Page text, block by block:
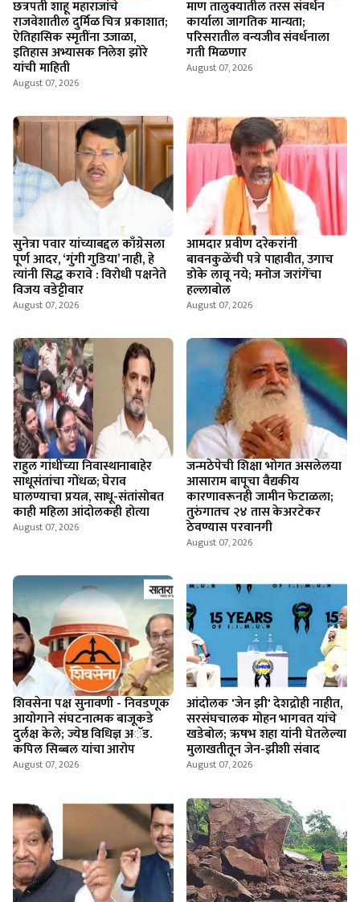
छत्रपती शाहू महाराजांचे
राजवेशातील दुर्मिळ चित्र प्रकाशात;
ऐतिहासिक स्मृतींना उजाळा,
इतिहास अभ्यासक निलेश झोरे
यांची माहिती
August 07, 2026
माण तालुक्यातील तरस संवर्धन
कार्याला जागतिक मान्यता;
परिसरातील वन्यजीव संवर्धनाला
गती मिळणार
August 07, 2026
सुनेत्रा पवार यांच्याबद्दल काँग्रेसला
पूर्ण आदर, ‘गुंगी गुडिया’ नाही, हे
त्यांनी सिद्ध करावे : विरोधी पक्षनेते
विजय वडेट्टीवार
August 07, 2026
आमदार प्रवीण दरेकरांनी
बावनकुळेंची पत्रे पाहावीत, उगाच
डोके लावू नये; मनोज जरांगेंचा
हल्लाबोल
August 07, 2026
राहुल गांधींच्या निवास्थानाबाहेर
साधूसंतांचा गोंधळ; घेराव
घालण्याचा प्रयत्न, साधू-संतांसोबत
काही महिला आंदोलकही होत्या
August 07, 2026
जन्मठेपेची शिक्षा भोगत असलेलया
आसाराम बापूचा वैद्यकीय
कारणावरूनही जामीन फेटाळला;
तुरुंगातच २४ तास केअरटेकर
ठेवण्यास परवानगी
August 07, 2026
शिवसेना पक्ष सुनावणी - निवडणूक
आयोगाने संघटनात्मक बाजूकडे
दुर्लक्ष केले; ज्येष्ठ विधिज्ञ अॅड.
कपिल सिब्बल यांचा आरोप
August 07, 2026
आंदोलक 'जेन झी' देशद्रोही नाहीत,
सरसंघचालक मोहन भागवत यांचे
खडेबोल; ऋषभ शहा यांनी घेतलेल्या
मुलाखतीतून जेन-झीशी संवाद
August 07, 2026